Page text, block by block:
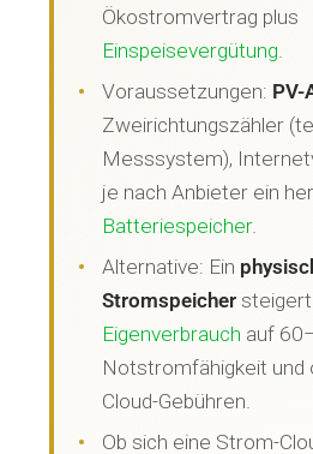
Ökostromvertrag plus
Einspeisevergütung.
Voraussetzungen: PV-
Zweirichtungszähler
Messsystem),
je nach Anbieter ein
Batteriespeicher.
Alternative: Ein
Stromspeicher
Eigenverbrauch auf
Notstromfähigkeit und
Cloud-Gebühren.
Ob sich eine Strom-